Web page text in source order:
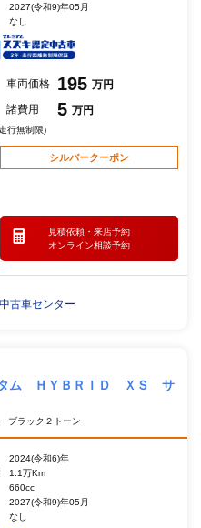
2027(令和9)年05月
なし
車両価格 195 万円
諸費用
5 万円
行無制限)
シルバークーポン
見積依頼・ 来店予約
オンライン相談予約
古車センター
タム ＨＹＢＲＩＤ ＸＳ サ
ブラック２トーン
2024(令和6)年
1.1万Km
660cc
2027(令和9)年05月
なし